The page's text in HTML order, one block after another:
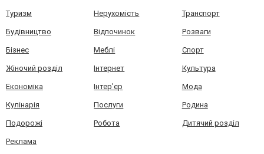
Туризм Нерухомість Транспорт
Будівництво Відпочинок Розваги
Бізнес Меблі Спорт
Жіночий розділ Інтернет Культура
Економіка Інтер'єр Мода
Кулінарія Послуги Родина
Подорожі Робота Дитячий розділ
Реклама